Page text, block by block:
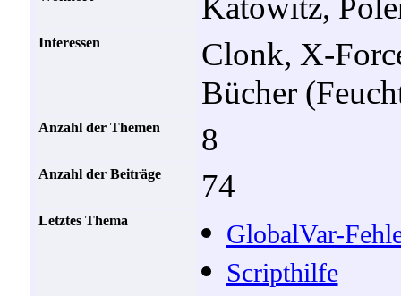
Katowitz,
Interessen
Clonk, X-
Bücher
Anzahl der Themen 8
Anzahl der Beiträge 74
Letztes Thema
GlobalVar-
Scripthilfe